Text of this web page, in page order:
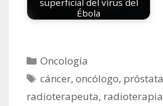
superficial del virus del
Ébola
Categorías
Oncología
Etiquetas
cáncer,oncólogo, próstata
radioterapeuta, radioterapia